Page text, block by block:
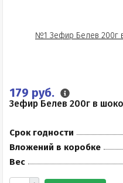
179 руб.
Зефир Белев 200г в
Срок годности
Вложений в коробке
Вес